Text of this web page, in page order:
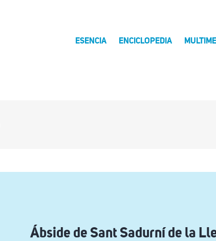
ESENCIA ENCICLOPEDIA
Ábside de Sant Sadurní de la